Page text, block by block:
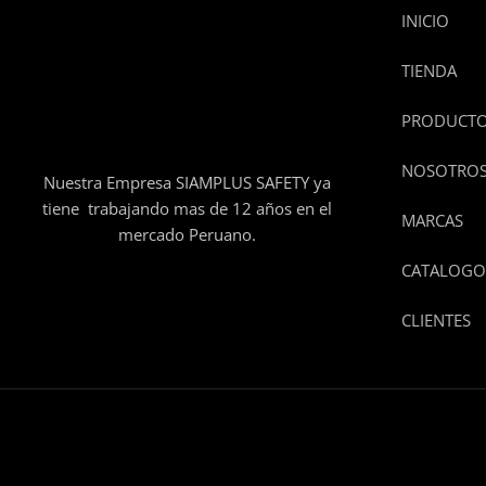
Nuestra Empresa SIAMPLUS SAFETY ya
tiene trabajando mas de 12 años en el
mercado Peruano.
INICIO
TIENDA
MARCAS
CATALOGO
CLIENTES